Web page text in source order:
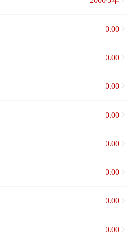
0.00
0.00
0.00
0.00
0.00
0.00
0.00
0.00